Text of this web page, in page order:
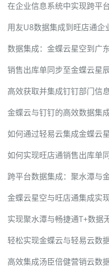
在企业信息系统中实现跨平
用友U8数据集成到旺店通企
数据集成：金蝶云星空到广
销售出库单同步至金蝶云星
高效获取并集成钉钉部门信
金蝶云与钉钉的高效数据集
如何通过轻易云集成金蝶云
跨平台数据集成：聚水潭与
金蝶云星空与旺店通集成实
实现聚水潭与畅捷通T+数据
轻松实现金蝶云与轻易云数
高效集成汤臣倍健营销云数